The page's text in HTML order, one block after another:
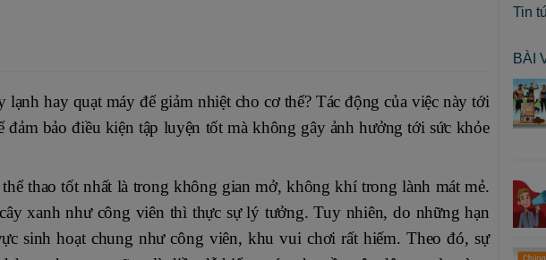
lạnh hay quạt máy để giảm nhiệt cho cơ thể? Tác động của việc này tới
đảm bảo điều kiện tập luyện tốt mà không gây ảnh hưởng tới sức khỏe
thao tốt nhất là trong không gian mở, không khí trong lành mát mẻ.
xanh như công viên thì thực sự lý tưởng. Tuy nhiên, do những hạn
sinh hoạt chung như công viên, khu vui chơi rất hiếm. Theo đó, sự
Tin
BÀI